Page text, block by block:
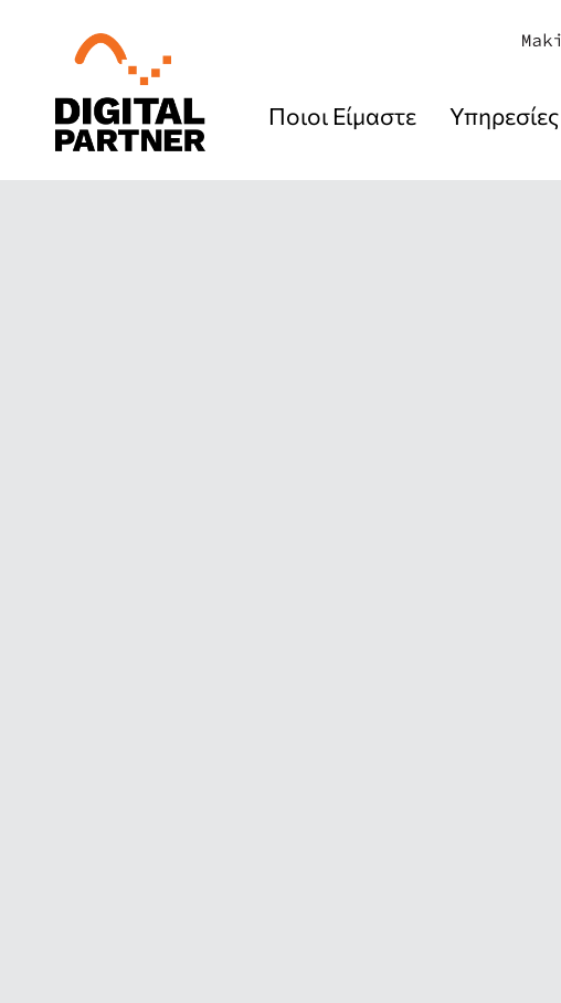
Ποιοι Είμαστε Υπηρεσίες